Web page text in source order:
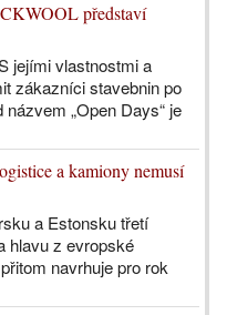
představí
jejími vlastnostmi a
zákazníci stavebnin po
„Open Days“ je
a kamiony nemusí
a Estonsku třetí
hlavu z evropské
navrhuje pro rok